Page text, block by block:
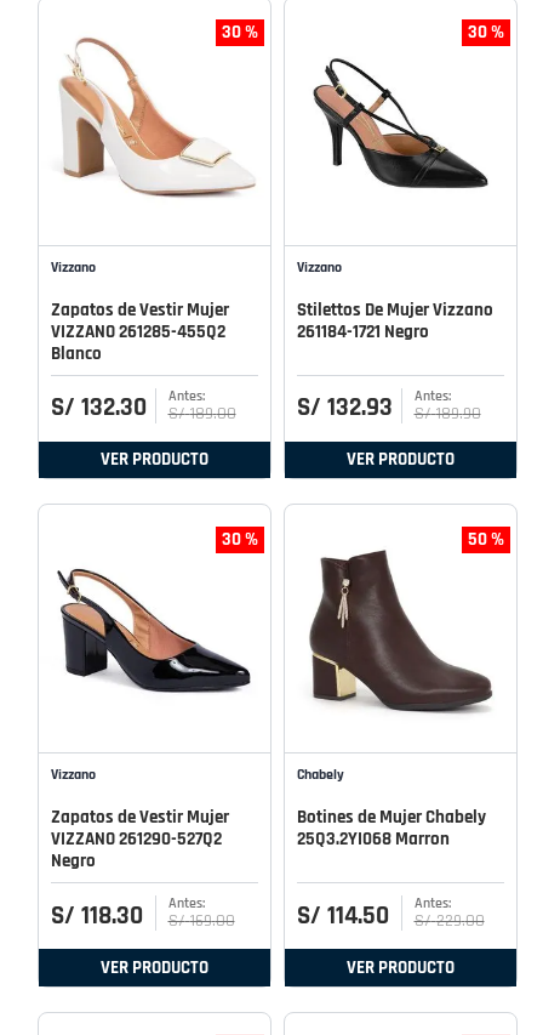
30 %
Vizzano
Zapatos de Vestir Mujer
VIZZANO 261285-455Q2
Blanco
S/ 132.30 S/ 189.00
VER PRODUCTO
30 %
Vizzano
Stilettos De Mujer Vizzano
261184-1721 Negro
S/ 132.93 S/ 189.90
VER PRODUCTO
30 %
Vizzano
Zapatos de Vestir Mujer
VIZZANO 261290-527Q2
Negro
S/ 118.30 S/ 169.00
VER PRODUCTO
50 %
Chabely
Botines de Mujer Chabely
25Q3.2YI068 Marron
S/ 114.50 S/ 229.00
VER PRODUCTO